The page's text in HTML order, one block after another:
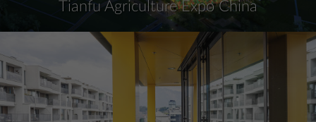
Tianfu Agriculture Expo China